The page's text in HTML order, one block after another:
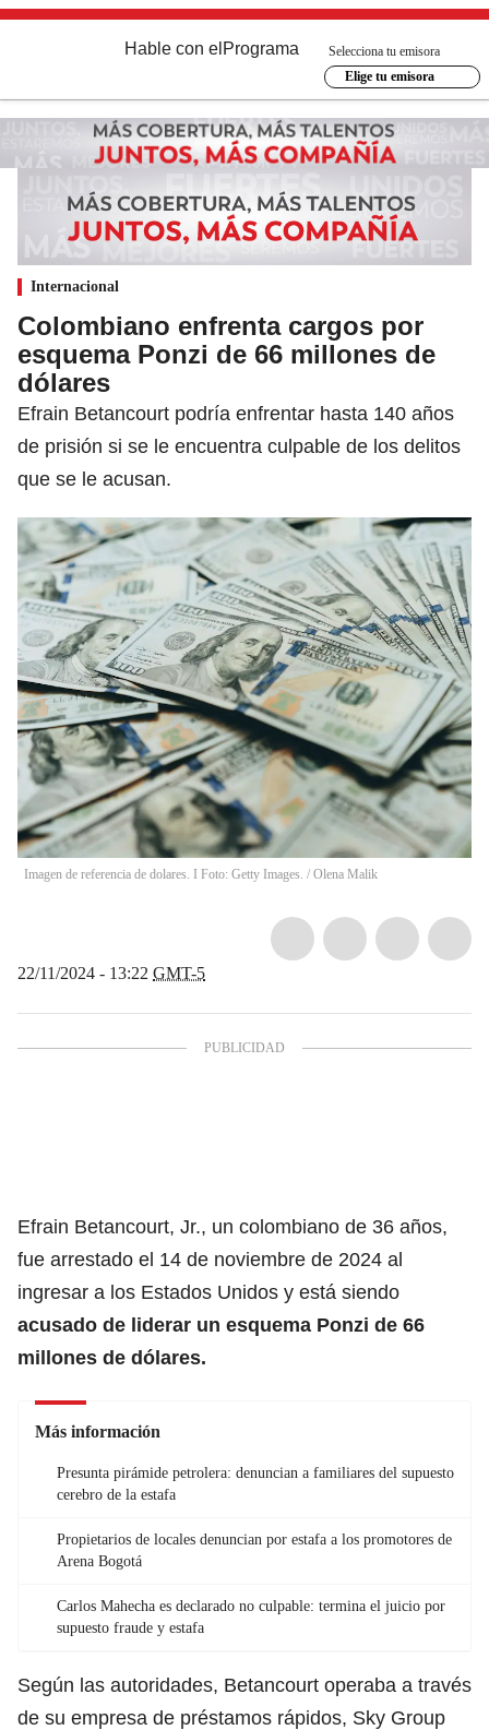
Hable con el Programa
Selecciona tu emisora
Elige tu emisora
Internacional
Colombiano enfrenta cargos por
esquema Ponzi de 66 millones de
dólares
Efrain Betancourt podría enfrentar hasta 140 años
de prisión si se le encuentra culpable de los delitos
que se le acusan.
Imagen de referencia de dolares. I Foto: Getty Images. / Olena Malik
22/11/2024 - 13:22 GMT-5
Efrain Betancourt, Jr., un colombiano de 36 años,
fue arrestado el 14 de noviembre de 2024 al
ingresar a los Estados Unidos y está siendo
acusado de liderar un esquema Ponzi de 66
millones de dólares.
Más información
Presunta pirámide petrolera: denuncian a familiares del supuesto
cerebro de la estafa
Propietarios de locales denuncian por estafa a los promotores de
Arena Bogotá
Carlos Mahecha es declarado no culpable: termina el juicio por
supuesto fraude y estafa
Según las autoridades, Betancourt operaba a través
de su empresa de préstamos rápidos, Sky Group